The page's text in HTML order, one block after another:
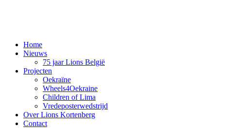
Home
Nieuws
75 jaar Lions België
Projecten
Oekraïne
Wheels4Oekraine
Children of Lima
Vredeposterwedstrijd
Over Lions Kortenberg
Contact